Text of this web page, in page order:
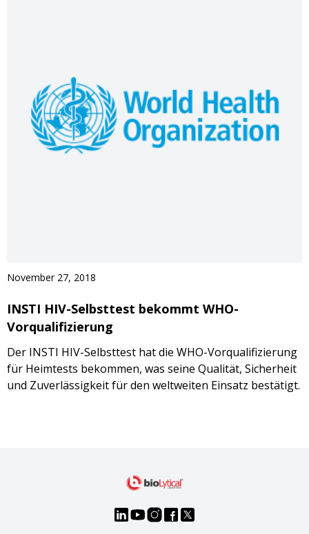
November 27, 2018
INSTI HIV-Selbsttest bekommt WHO-
Vorqualifizierung
Der INSTI HIV-Selbsttest hat die WHO-Vorqualifizierung
für Heimtests bekommen, was seine Qualität, Sicherheit
und Zuverlässigkeit für den weltweiten Einsatz bestätigt.